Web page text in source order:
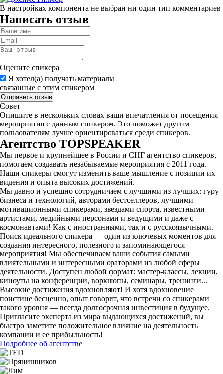
В настройках компонента не выбран ни один тип комментариев
Написать отзыв
Оцените спикера
Я хотел(а) получать материалы
связанные с этим спикером
Совет
Опишите в нескольких словах ваши впечатления от посещения
мероприятия с данным спикером. Это поможет другим
пользователям лучше ориентироваться среди спикеров.
Агентство TOPSPEAKER
Мы первое и крупнейшее в России и СНГ агентство спикеров,
помогаем создавать незабываемые мероприятия с 2011 года.
Наши спикеры смогут изменить ваше мышление с позиции их
видения и опыта высоких достижений.
Мы давно и успешно сотрудничаем с лучшими из лучших: гуру
бизнеса и технологий, авторами бестселлеров, лучшими
мотивационными спикерами, звездами спорта, известными
артистами, медийными персонами и ведущими и даже с
космонавтами! Как с иностранными, так и с русскоязычными.
Поиск идеального спикера — один из ключевых моментов для
создания интересного, полезного и запоминающегося
мероприятия! Мы обеспечиваем ваши события самыми
влиятельными и интересными ораторами из любой сферы
деятельности. Доступен любой формат: мастер-классы, лекции,
киноуты на конференции, воркшопы, семинары, тренинги...
Высокие достижения вдохновляют! И хотя вдохновение
поистине бесценно, опыт говорит, что встречи со спикерами
такого уровня — всегда долгосрочная инвестиция в будущее.
Пригласите эксперта из мира выдающихся достижений, вы
быстро заметите положительное влияние на деятельность
компании и ее прибыльность!
Подробнее об агентстве